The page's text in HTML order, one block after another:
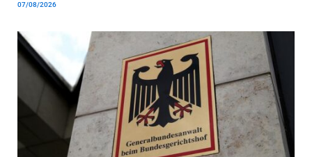
07/08/2026